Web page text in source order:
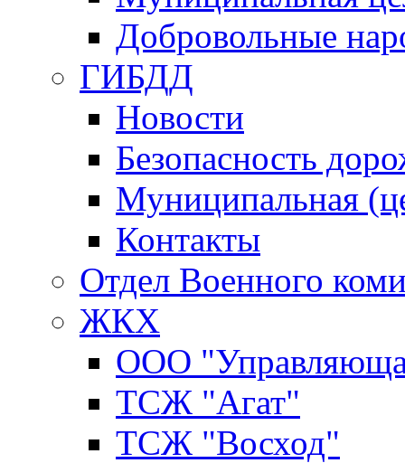
Добровольные
ГИБДД
Новости
Безопасность
Муниципальная
Контакты
Отдел Военного
ЖКХ
ООО
ТСЖ "Агат"
ТСЖ "Восход"